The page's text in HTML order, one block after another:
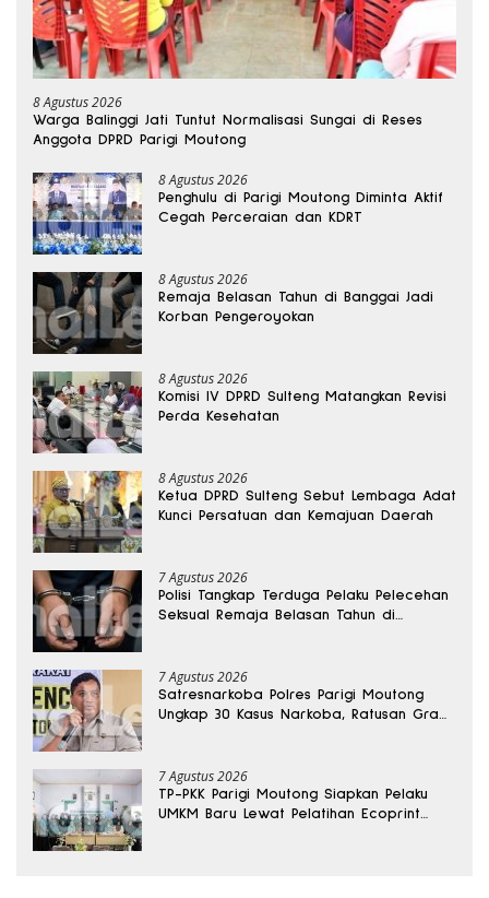
8 Agustus 2026
Warga Balinggi Jati Tuntut Normalisasi Sungai di Reses
Anggota DPRD Parigi Moutong
8 Agustus 2026
Penghulu di Parigi Moutong Diminta Aktif
Cegah Perceraian dan KDRT
8 Agustus 2026
Remaja Belasan Tahun di Banggai Jadi
Korban Pengeroyokan
8 Agustus 2026
Komisi IV DPRD Sulteng Matangkan Revisi
Perda Kesehatan
8 Agustus 2026
Ketua DPRD Sulteng Sebut Lembaga Adat
Kunci Persatuan dan Kemajuan Daerah
7 Agustus 2026
Polisi Tangkap Terduga Pelaku Pelecehan
Seksual Remaja Belasan Tahun di
7 Agustus 2026
Satresnarkoba Polres Parigi Moutong
Ungkap 30 Kasus Narkoba, Ratusan Gram
7 Agustus 2026
TP-PKK Parigi Moutong Siapkan Pelaku
UMKM Baru Lewat Pelatihan Ecoprint